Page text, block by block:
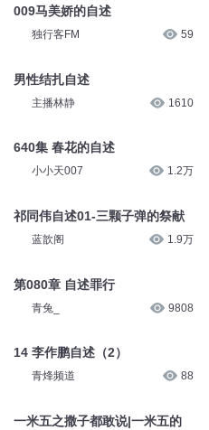
009马美娇的自述
独行客FM 59
男性结扎自述
主播林静 1610
640集 春花的自述
小小天007 1.2万
祁同伟自述01-三颗子弹的祭献
蓝歆阁 1.9万
第080章 自述罪行
青兔_ 9808
14 李作鹏自述（2）
青烽频道 88
一米五之撒子都敢说|一米五的